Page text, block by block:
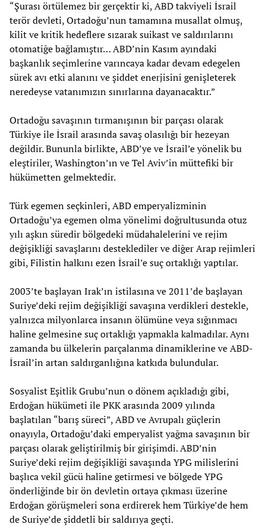
“Şurası örtülemez bir gerçektir ki, ABD takviyeli İsrail
terör devleti, Ortadoğu’nun tamamına musallat olmuş,
kilit ve kritik hedeflere sızarak suikast ve saldırılarını
otomatiğe bağlamıştır… ABD’nin Kasım ayındaki
başkanlık seçimlerine varıncaya kadar devam edegelen
sürek avı etki alanını ve şiddet enerjisini genişleterek
neredeyse vatanımızın sınırlarına dayanacaktır.”
Ortadoğu savaşının tırmanışının bir parçası olarak
Türkiye ile İsrail arasında savaş olasılığı bir hezeyan
değildir. Bununla birlikte, ABD’ye ve İsrail’e yönelik bu
eleştiriler, Washington’ın ve Tel Aviv’in müttefiki bir
hükümetten gelmektedir.
Türk egemen seçkinleri, ABD emperyalizminin
Ortadoğu’ya egemen olma yönelimi doğrultusunda otuz
yılı aşkın süredir bölgedeki müdahalelerini ve rejim
değişikliği savaşlarını desteklediler ve diğer Arap rejimleri
gibi, Filistin halkını ezen İsrail’e suç ortaklığı yaptılar.
2003’te başlayan Irak’ın istilasına ve 2011’de başlayan
Suriye’deki rejim değişikliği savaşına verdikleri destekle,
yalnızca milyonlarca insanın ölümüne veya sığınmacı
haline gelmesine suç ortaklığı yapmakla kalmadılar. Aynı
zamanda bu ülkelerin parçalanma dinamiklerine ve ABD-
İsrail’in artan saldırganlığına katkıda bulundular.
Sosyalist Eşitlik Grubu’nun o dönem açıkladığı gibi,
Erdoğan hükümeti ile PKK arasında 2009 yılında
başlatılan “barış süreci”, ABD ve Avrupalı güçlerin
onayıyla, Ortadoğu’daki emperyalist yağma savaşının bir
parçası olarak geliştirilmiş bir girişimdi. ABD’nin
Suriye’deki rejim değişikliği savaşında YPG milislerini
başlıca vekil gücü haline getirmesi ve bölgede YPG
önderliğinde bir ön devletin ortaya çıkması üzerine
Erdoğan görüşmeleri sona erdirerek hem Türkiye’de hem
de Suriye’de şiddetli bir saldırıya geçti.